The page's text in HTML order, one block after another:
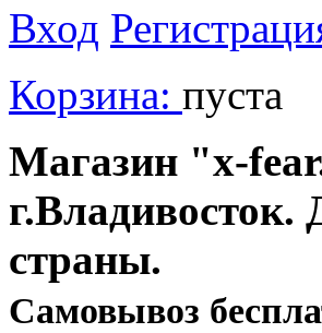
Вход
Корзина: пуста
Магазин "x-
г.Владивосток.
страны.
Cамовывоз